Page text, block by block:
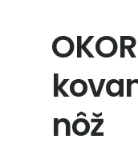
damaškový
lovecký
nôž